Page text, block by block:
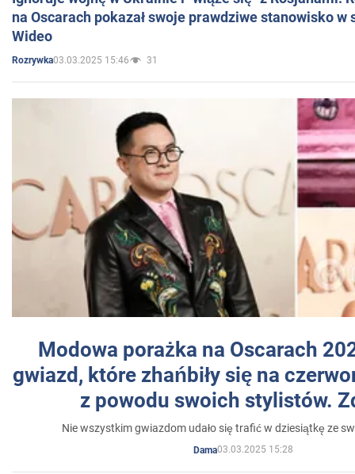
na Oscarach pokazał swoje prawdziwe stanowisko w
Wideo
Rozrywka03.03.2025 15:46 31
Modowa porażka na Oscarach
gwiazd, które zhańbiły się na
z powodu swoich stylistów.
Nie wszystkim gwiazdom udało się trafić w dziesiątkę ze
Dama03.03.2025 15:28